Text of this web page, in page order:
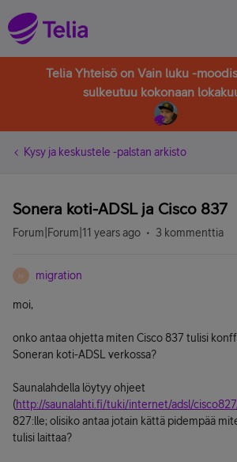
Telia Yhteisö on Vain luku -
sulkeutuu kokonaan
Kysy ja keskustele -palstan arkisto
Sonera koti-ADSL ja Cisco 837
Forum|Forum|11 years ago 3 kommenttia
M migration
moi,
onko antaa ohjetta miten Cisco 837 tulisi
Soneran koti-ADSL verkossa?
Saunalahdella löytyy ohjeet
(http://saunalahti.fi/tuki/internet/adsl/
827:lle; olisiko antaa jotain kättä pidempää
tulisi laittaa?